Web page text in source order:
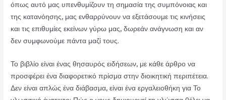
όπως αυτό μας υπενθυμίζουν τη σημασία της συμπόνοιας και
της κατανόησης, μας ενθαρρύνουν να εξετάσουμε τις κινήσεις
και τις επιθυμίες εκείνων γύρω μας, δωρεάν ανάγνωση και αν
δεν συμφωνούμε πάντα μαζί τους.
Το βιβλίο είναι ένας θησαυρός ειδήσεων, με κάθε άρθρο να
προσφέρει ένα διαφορετικό πρίσμα στην διοικητική περιπέτεια.
Δεν είναι απλώς ένα διάβασμα, είναι ένα εργαλειοθήκη για Το